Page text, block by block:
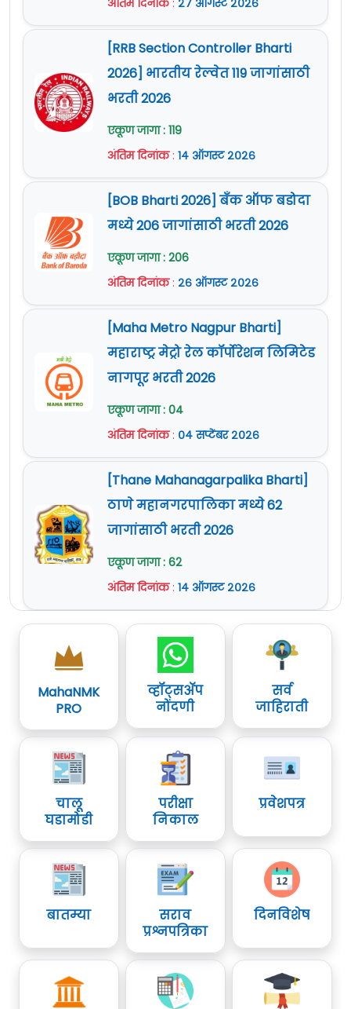
अंतिम दिनांक : २७ ऑगस्ट २०२६
[RRB Section Controller Bharti
2026] भारतीय रेल्वेत 119 जागांसाठी
भरती 2026
एकूण जागा : 119
अंतिम दिनांक: १४ ऑगस्ट २०२६
[BOB Bharti 2026] बँक ऑफ बडोदा
मध्ये 206 जागांसाठी भरती 2026
एकूण जागा : 206
अंतिम दिनांक: २६ ऑगस्ट २०२६
[Maha Metro Nagpur Bharti]
महाराष्ट्र मेट्रो रेल कॉर्पोरेशन लिमिटेड
नागपूर भरती 2026
एकूण जागा : 04
अंतिम दिनांक: ०४ सप्टेंबर २०२६
[Thane Mahanagarpalika Bharti]
ठाणे महानगरपालिका मध्ये 62
जागांसाठी भरती 2026
एकूण जागा : 62
अंतिम दिनांक: १४ ऑगस्ट २०२६
MahaNMK
PRO
व्हॉट्सॲप
नोंदणी
सर्व
जाहिराती
चालू
घडामोडी
परीक्षा
निकाल
प्रवेशपत्र
बातम्या
सराव
प्रश्नपत्रिका
दिनविशेष